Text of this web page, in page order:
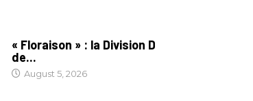
« Floraison » : la Division D
de...
August 5, 2026